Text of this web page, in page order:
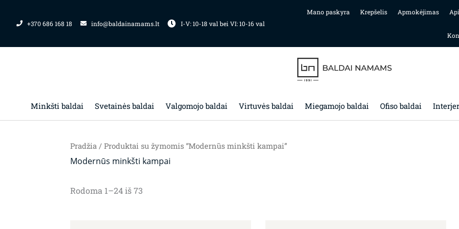
+370 686 168 18 info@baldainamams.lt I-V: 10-18 val bei VI: 10-16 val
Mano paskyra Krepšelis Apmokėjimas
Minkšti baldai Svetainės baldai Valgomojo baldai Virtuvės baldai Miegamojo baldai Ofiso baldai
Pradžia / Produktai su žymomis “Modernūs minkšti kampai”
Modernūs minkšti kampai
Rodoma 1–24 iš 73